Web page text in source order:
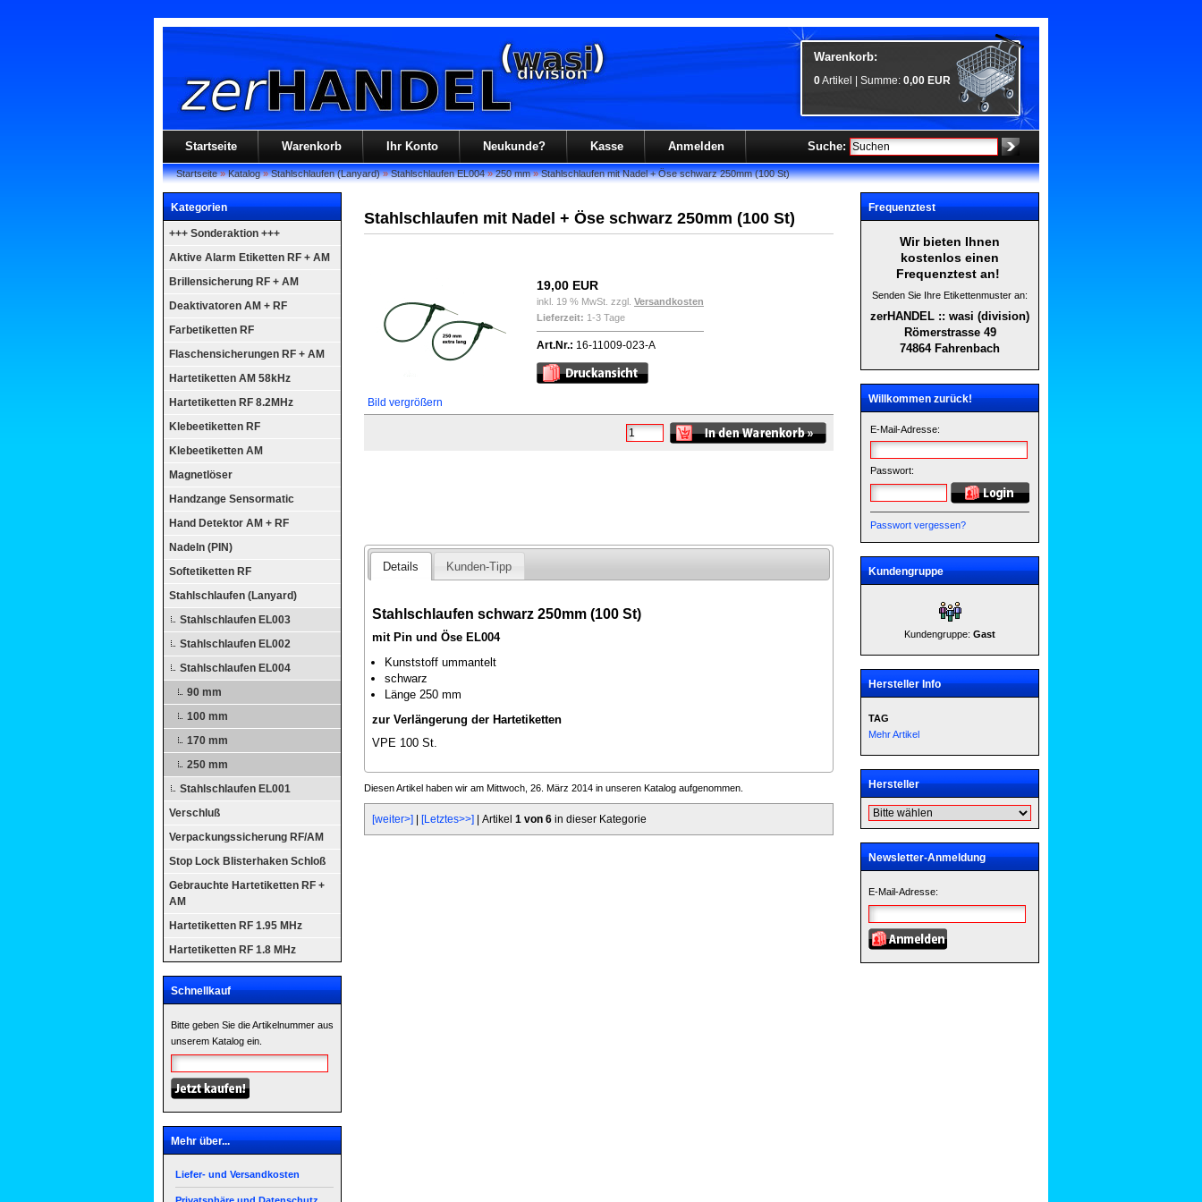
Warenkorb:
0Artikel | Summe: 0,00 EUR
Startseite Warenkorb Ihr Konto Neukunde? Kasse Anmelden Suche:
Startseite»Katalog»Stahlschlaufen (Lanyard)»Stahlschlaufen EL004»250 mm»Stahlschlaufen mit Nadel + Öse schwarz 250mm (100 St)
Kategorien
+++ Sonderaktion +++
Aktive Alarm Etiketten RF + AM
Brillensicherung RF + AM
Deaktivatoren AM + RF
Farbetiketten RF
Flaschensicherungen RF + AM
Hartetiketten AM 58kHz
Hartetiketten RF 8.2MHz
Klebeetiketten RF
Klebeetiketten AM
Magnetlöser
Handzange Sensormatic
Hand Detektor AM + RF
Nadeln (PIN)
Softetiketten RF
Stahlschlaufen (Lanyard)
Stahlschlaufen EL003
Stahlschlaufen EL002
Stahlschlaufen EL004
90 mm
100 mm
170 mm
250 mm
Stahlschlaufen EL001
Verschluß
Verpackungssicherung RF/AM
Stop Lock Blisterhaken Schloß
Gebrauchte Hartetiketten RF +
AM
Hartetiketten RF 1.95 MHz
Hartetiketten RF 1.8 MHz
Schnellkauf
Bitte geben Sie die Artikelnummer aus
unserem Katalog ein.
Mehr über...
Liefer- und Versandkosten
Stahlschlaufen mit Nadel + Öse schwarz 250mm (100 St)
Bild vergrößern
19,00 EUR
inkl. 19 % MwSt. zzgl. Versandkosten
Lieferzeit: 1-3 Tage
Art.Nr.: 16-11009-023-A
Details Kunden-Tipp
Stahlschlaufen schwarz 250mm (100 St)
mit Pin und Öse EL004
Kunststoff ummantelt
schwarz
Länge 250 mm
zur Verlängerung der Hartetiketten
VPE 100 St.
Diesen Artikel haben wir am Mittwoch, 26. März 2014 in unseren Katalog aufgenommen.
[weiter>] [Letztes>>] | Artikel 1 von 6 in dieser Kategorie
Frequenztest
Wir bieten Ihnen
kostenlos einen
Frequenztest an!
Senden Sie Ihre Etikettenmuster an:
zerHANDEL :: wasi (division)
Römerstrasse 49
74864 Fahrenbach
Willkommen zurück!
E-Mail-Adresse:
Passwort:
Passwort vergessen?
Kundengruppe
Kundengruppe: Gast
Hersteller Info
TAG
Mehr Artikel
Hersteller
Newsletter-Anmeldung
E-Mail-Adresse: